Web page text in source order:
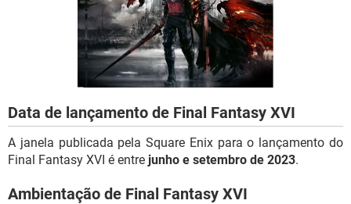
Data de lançamento de Final Fantasy XVI
A janela publicada pela Square Enix para o lançamento do
Final Fantasy XVI é entre junho e setembro de 2023.
Ambientação de Final Fantasy XVI